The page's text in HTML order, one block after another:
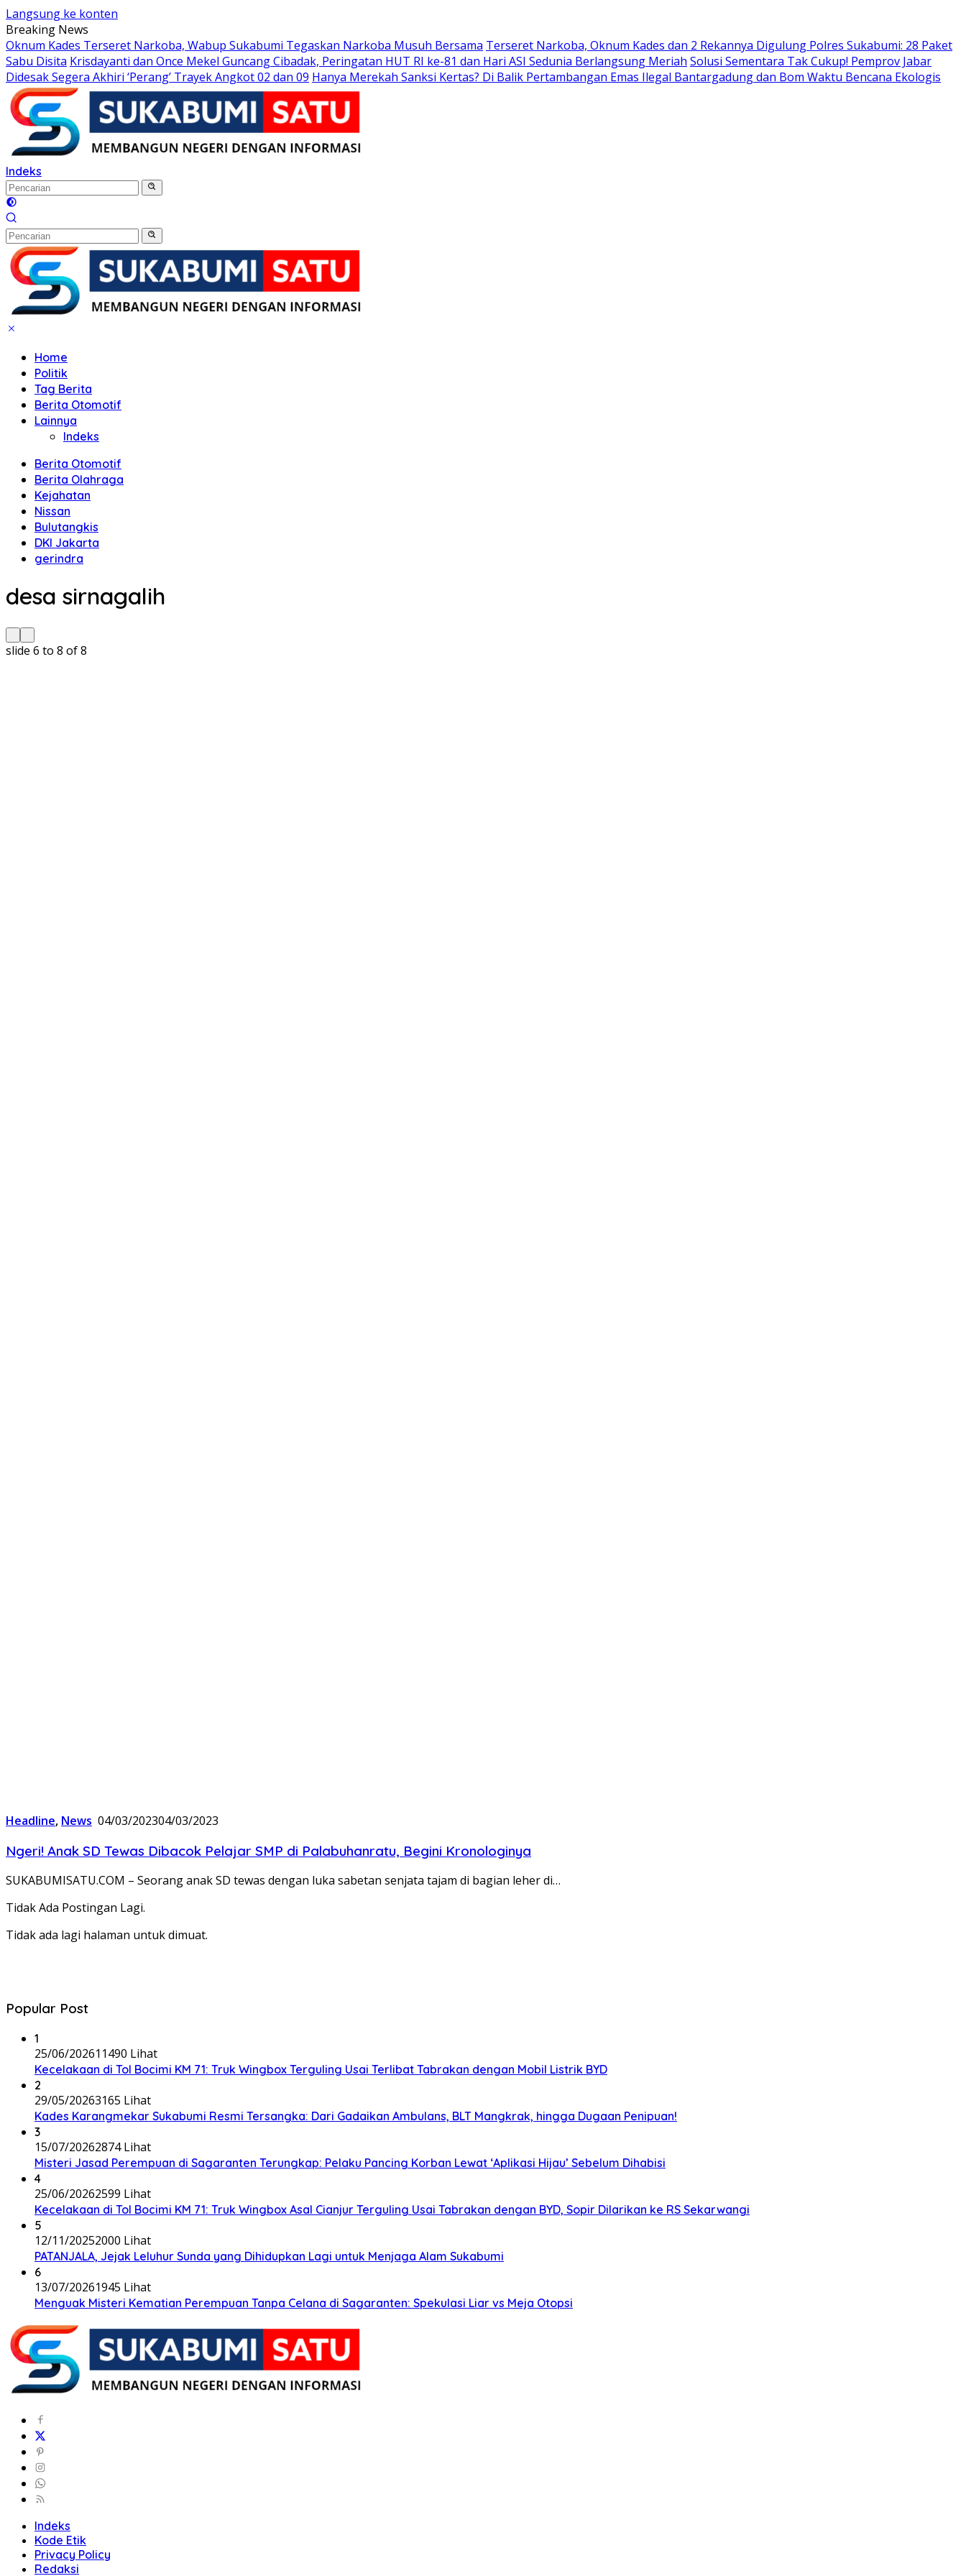
Langsung ke konten
Breaking News
Oknum Kades Terseret Narkoba, Wabup Sukabumi Tegaskan Narkoba Musuh Bersama Terseret Narkoba, Oknum Kades dan 2 Rekannya Digulung Polres Sukabumi: 28 Paket
Sabu Disita Krisdayanti dan Once Mekel Guncang Cibadak, Peringatan HUT RI ke-81 dan Hari ASI Sedunia Berlangsung Meriah Solusi Sementara Tak Cukup! Pemprov Jabar
Didesak Segera Akhiri ‘Perang’ Trayek Angkot 02 dan 09 Hanya Merekah Sanksi Kertas? Di Balik Pertambangan Emas Ilegal Bantargadung dan Bom Waktu Bencana Ekologis
Indeks
Home
Politik
Tag Berita
Berita Otomotif
Lainnya
Indeks
Berita Otomotif
Berita Olahraga
Kejahatan
Nissan
Bulutangkis
DKI Jakarta
gerindra
desa sirnagalih
slide 6 to 8 of 8
Headline, News 04/03/202304/03/2023
Ngeri! Anak SD Tewas Dibacok Pelajar SMP di Palabuhanratu, Begini Kronologinya
SUKABUMISATU.COM – Seorang anak SD tewas dengan luka sabetan senjata tajam di bagian leher di…
Tidak Ada Postingan Lagi.
Tidak ada lagi halaman untuk dimuat.
Popular Post
1
25/06/202611490 Lihat
Kecelakaan di Tol Bocimi KM 71: Truk Wingbox Terguling Usai Terlibat Tabrakan dengan Mobil Listrik BYD
2
29/05/20263165 Lihat
Kades Karangmekar Sukabumi Resmi Tersangka: Dari Gadaikan Ambulans, BLT Mangkrak, hingga Dugaan Penipuan!
3
15/07/20262874 Lihat
Misteri Jasad Perempuan di Sagaranten Terungkap: Pelaku Pancing Korban Lewat ‘Aplikasi Hijau’ Sebelum Dihabisi
4
25/06/20262599 Lihat
Kecelakaan di Tol Bocimi KM 71: Truk Wingbox Asal Cianjur Terguling Usai Tabrakan dengan BYD, Sopir Dilarikan ke RS Sekarwangi
5
12/11/20252000 Lihat
PATANJALA, Jejak Leluhur Sunda yang Dihidupkan Lagi untuk Menjaga Alam Sukabumi
6
13/07/20261945 Lihat
Menguak Misteri Kematian Perempuan Tanpa Celana di Sagaranten: Spekulasi Liar vs Meja Otopsi
Indeks
Kode Etik
Privacy Policy
Redaksi